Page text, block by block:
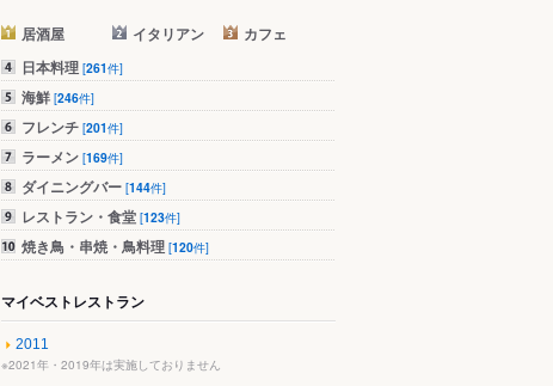
居酒屋 イタリアン
カフェ
日本料理 [261件]
海鮮 [246件]
フレンチ [201件]
ラーメン [169件]
ダイニングバー [144件]
レストラン・食堂 [123件]
焼き鳥・串焼・鳥料理 [120件]
マイベストレストラン
2011
※2021年・2019年は実施しておりません